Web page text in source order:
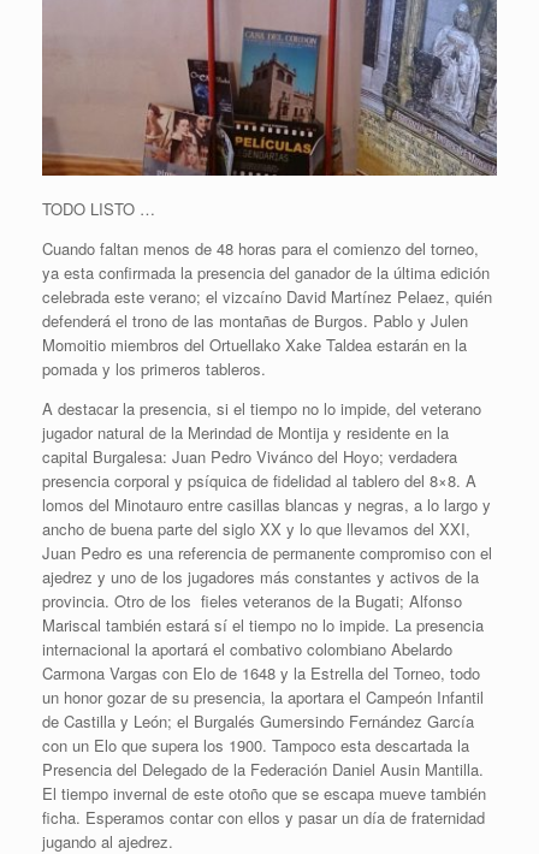
TODO LISTO …
Cuando faltan menos de 48 horas para el comienzo del torneo,
ya esta confirmada la presencia del ganador de la última edición
celebrada este verano; el vizcaíno David Martínez Pelaez, quién
defenderá el trono de las montañas de Burgos. Pablo y Julen
Momoitio miembros del Ortuellako Xake Taldea estarán en la
pomada y los primeros tableros.
A destacar la presencia, si el tiempo no lo impide, del veterano
jugador natural de la Merindad de Montija y residente en la
capital Burgalesa: Juan Pedro Vivánco del Hoyo; verdadera
presencia corporal y psíquica de fidelidad al tablero del 8×8. A
lomos del Minotauro entre casillas blancas y negras, a lo largo y
ancho de buena parte del siglo XX y lo que llevamos del XXI,
Juan Pedro es una referencia de permanente compromiso con el
ajedrez y uno de los jugadores más constantes y activos de la
provincia. Otro de los fieles veteranos de la Bugati; Alfonso
Mariscal también estará sí el tiempo no lo impide. La presencia
internacional la aportará el combativo colombiano Abelardo
Carmona Vargas con Elo de 1648 y la Estrella del Torneo, todo
un honor gozar de su presencia, la aportara el Campeón Infantil
de Castilla y León; el Burgalés Gumersindo Fernández García
con un Elo que supera los 1900. Tampoco esta descartada la
Presencia del Delegado de la Federación Daniel Ausin Mantilla.
El tiempo invernal de este otoño que se escapa mueve también
ficha. Esperamos contar con ellos y pasar un día de fraternidad
jugando al ajedrez.